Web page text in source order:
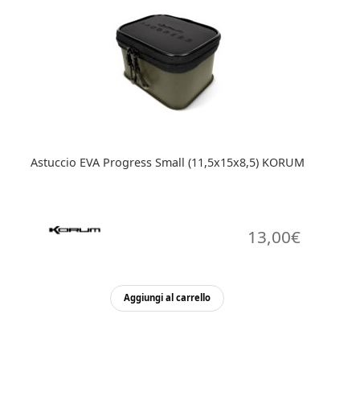
Astuccio EVA Progress Small (11,5x15x8,5) KORUM
13,00€
Aggiungi al carrello